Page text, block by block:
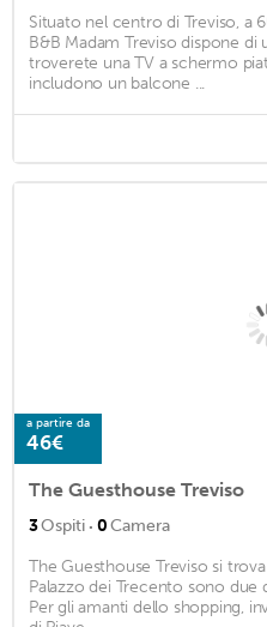
Situato nel centro di Treviso, a
B&B Madam Treviso dispone di
troverete una TV a schermo
includono un balcone ...
a partire da
46€
The Guesthouse Treviso
3Ospiti · 0Camera
The Guesthouse Treviso si
Palazzo dei Trecento sono due
Per gli amanti dello shopping,